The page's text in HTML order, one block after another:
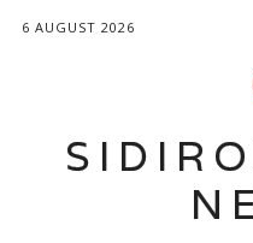
6 AUGUST 2026